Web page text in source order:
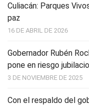
Culiacán: Parques
paz
16 DE ABRIL DE 2026
Gobernador Rubén
pone en riesgo
3 DE NOVIEMBRE DE 2025
Con el respaldo del